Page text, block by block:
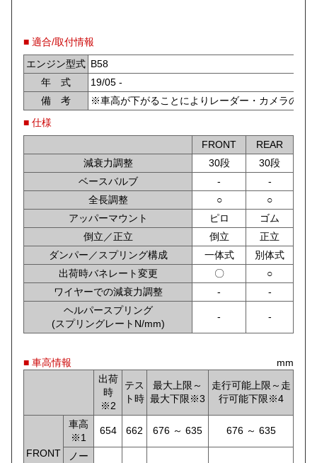
■ 適合/取付情報
エンジン型式 B58
年 式
19/05 -
備 考
※車高が下がることによりレーダー・カメラの照
■ 仕様
FRONT
REAR
減衰力調整
30段
30段
ベースバルブ
-
-
全長調整
○
○
アッパーマウント
ピロ
ゴム
倒立／正立
倒立
正立
ダンパー／スプリング構成
一体式
別体式
出荷時バネレート変更
〇
○
ワイヤーでの減衰力調整
-
‐
ヘルパースプリング
(スプリングレートN/mm)
- -
■ 車高情報
mm
出荷
時
※2
テス
ト時
最大上限～
最大下限※3
走行可能上限～走
行可能下限※4
FRONT
車高
※1
654 662 676 ～ 635 676 ～ 635
ノー